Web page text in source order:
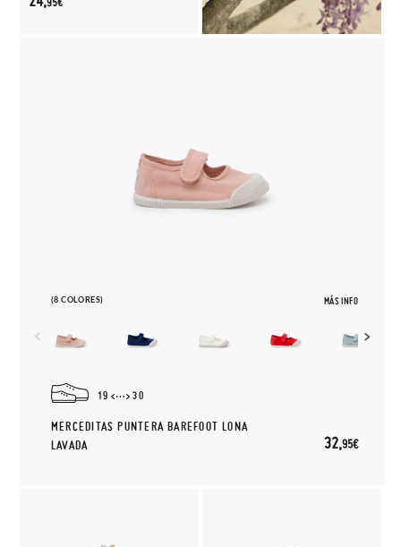
(8 COLORES) MÁS INFO
19 30
MERCEDITAS PUNTERA BAREFOOT LONA
LAVADA
32,95€